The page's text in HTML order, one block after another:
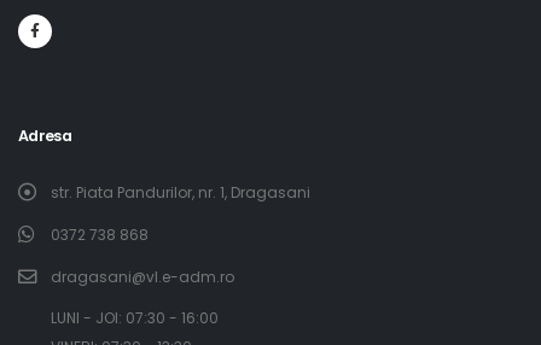
Adresa
str. Piata Pandurilor, nr. 1, Dragasani
0372 738 868
dragasani@vl.e-adm.ro
​LUNI - JOI: 07:30 - 16:00